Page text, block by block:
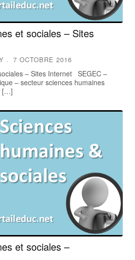
et sociales – Sites
7 OCTOBRE 2016
– Sites Internet SEGEC –
– secteur sciences humaines
[…]
et sociales –